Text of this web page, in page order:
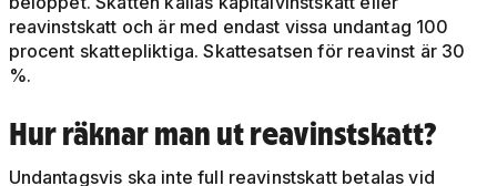
reavinstskatt och är med endast vissa undantag 100
procent skattepliktiga. Skattesatsen för reavinst är 30
%.
Hur räknar man ut reavinstskatt?
Undantagsvis ska inte full reavinstskatt betalas vid